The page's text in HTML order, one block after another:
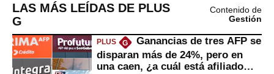
LAS MÁS LEÍDAS DE PLUS
G
Contenido de
Gestión
PLUS G
Ganancias de tres AFP se
disparan más de 24%, pero en
una caen, ¿a cuál está afiliado